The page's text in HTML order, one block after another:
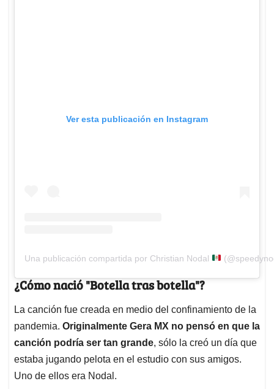
Ver esta publicación en Instagram
Una publicación compartida por Christian Nodal
¿Cómo nació "Botella tras botella"?
La canción fue creada en medio del confinamiento de la
pandemia. Originalmente Gera MX no pensó en que la
canción podría ser tan grande, sólo la creó un día que
estaba jugando pelota en el estudio con sus amigos.
Uno de ellos era Nodal.